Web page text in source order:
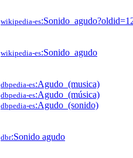
wikipedia-es
wikipedia-es:Sonido_agudo
dbpedia-es:Agudo_(musica)
dbpedia-es:Agudo_(música)
dbpedia-es:Agudo_(sonido)
dbr:Sonido agudo